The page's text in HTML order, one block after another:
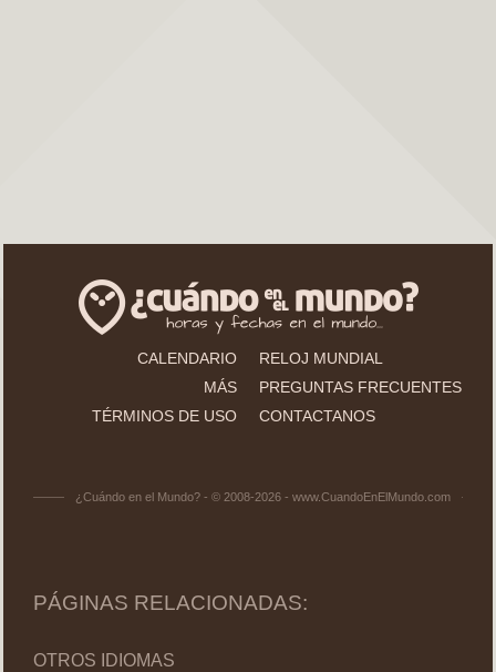
CALENDARIO
RELOJ MUNDIAL
MÁS
PREGUNTAS FRECUENTES
TÉRMINOS DE USO
CONTACTANOS
¿Cuándo en el Mundo? - © 2008-2026 - www.CuandoEnElMundo.com
PÁGINAS RELACIONADAS:
OTROS IDIOMAS